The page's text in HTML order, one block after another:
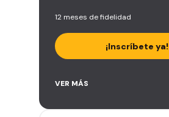
12 meses de fidelidad
¡Inscríbete ya!
Área de peso libre, peso
grupales
VER MÁS